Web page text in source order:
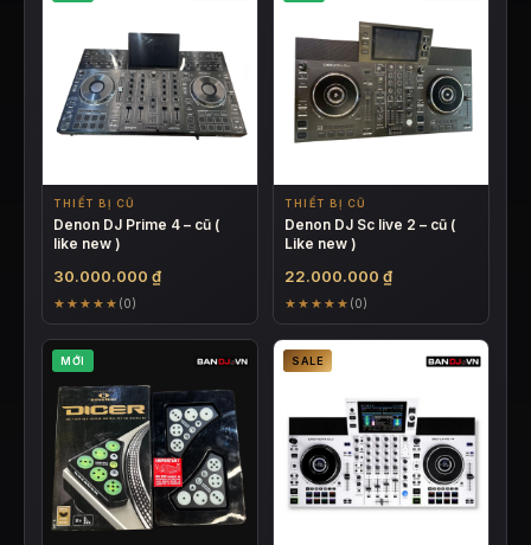
THIẾT BỊ CŨ
Denon DJ Prime 4 – cũ (
like new )
30.000.000 ₫
★★★★★ (0)
THIẾT BỊ CŨ
Denon DJ Sc live 2 – cũ (
Like new )
22.000.000 ₫
★★★★★ (0)
MỚI SALE